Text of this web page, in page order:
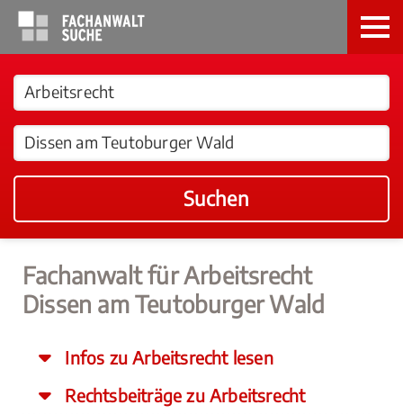
Suchen
Fachanwalt für Arbeitsrecht
Dissen am Teutoburger Wald
Infos zu Arbeitsrecht lesen
Rechtsbeiträge zu Arbeitsrecht